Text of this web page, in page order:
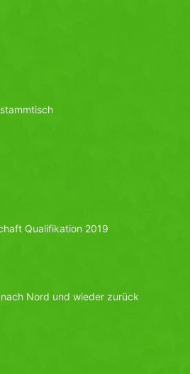
Qualifikation 2019
Nord und wieder zurück